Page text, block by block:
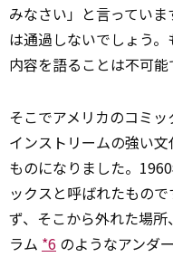
みなさい」と言ってい
は通過しないでしょう
内容を語ることは不可能
そこでアメリカのコミ
インストリームの強い
ものになりました。
ックスと呼ばれたもの
ず、そこから外れた場
ラム *6 のようなアンダ